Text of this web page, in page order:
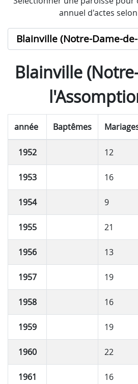
annuel d'actes
Blainville
année Baptêmes
1952 12
1953 16
1954 9
1955 21
1956 13
1957 19
1958 16
1959 19
1960 22
1961 16